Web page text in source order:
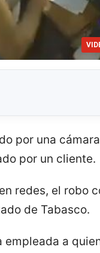
por una
por un cliente.
redes, el robo
de Tabasco.
a